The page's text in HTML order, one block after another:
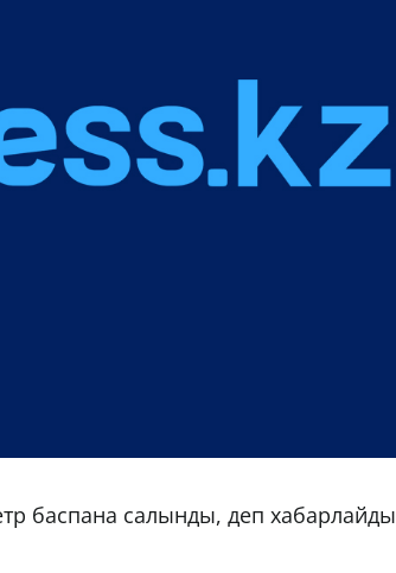
баспана салынды, деп хабарлайды